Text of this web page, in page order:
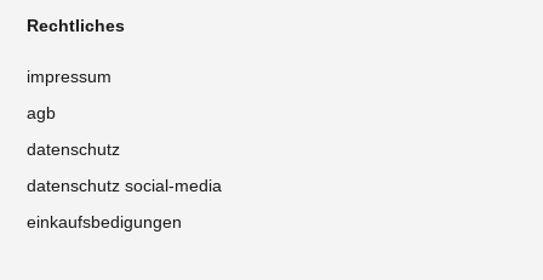
Rechtliches
impressum
agb
datenschutz
datenschutz social-media
einkaufsbedigungen